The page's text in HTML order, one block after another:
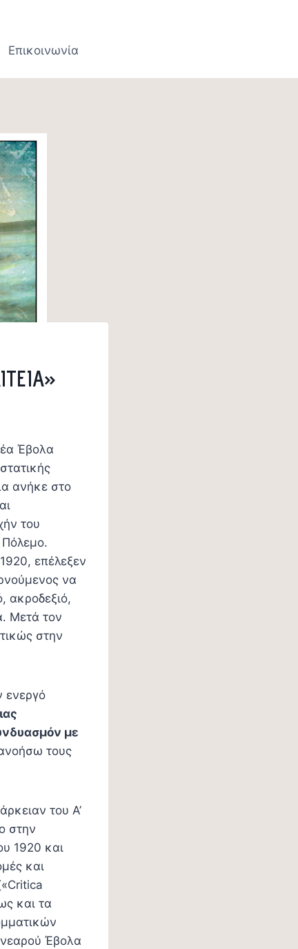
Επικοινωνία
Έβολα
ανήκε στο
του
επέλεξεν
να
ακροδεξιό,
Μετά τον
στην
ενεργό
με
τους
του Α’
στην
1920 και
και
και τα
νεαρού Έβολα